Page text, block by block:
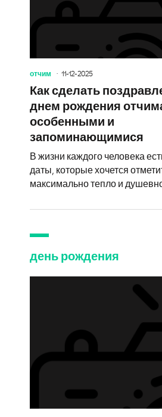
отчим 11-12-2025
Как сделать
днем рождения
особенными и
запоминающимися
В жизни каждого человека
даты, которые хочется
максимально тепло и
день рождения